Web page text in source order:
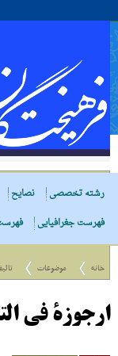
رشته تخصصی
نصایح
فهرست جغرافیایی
خانه موضوعات
ارجوزة فى